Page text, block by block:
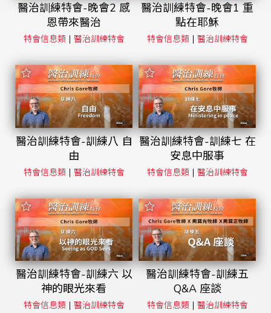
醫治訓練特會-晚會2 感
恩帶來醫治
特會信息類 | 醫治訓練特會
醫治訓練特會-晚會1 重
點在耶穌
特會信息類 | 醫治訓練特會
醫治訓練特會-訓練八 自
由
特會信息類 | 醫治訓練特會
醫治訓練特會-訓練七 在
安息中服事
特會信息類 | 醫治訓練特會
醫治訓練特會-訓練六 以
神的眼光來看
特會信息類 | 醫治訓練特會
醫治訓練特會-訓練五
Q&A 座談
特會信息類 | 醫治訓練特會